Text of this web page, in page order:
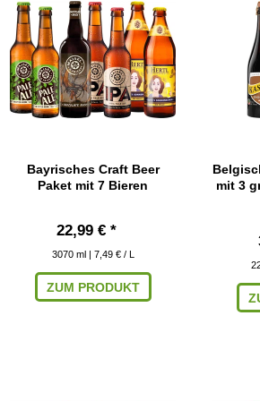
Bayrisches Craft Beer
Paket mit 7 Bieren
22,99 € *
3070 ml | 7,49 € / L
ZUM PRODUKT
mit 3